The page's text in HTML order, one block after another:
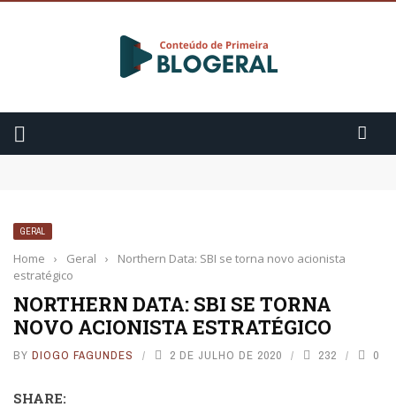
GERAL
Home › Geral ›
Northern Data: SBI se torna novo acionista
estratégico
NORTHERN DATA: SBI SE TORNA
NOVO ACIONISTA ESTRATÉGICO
BY DIOGO FAGUNDES 2 DE JULHO DE 2020 232 0
SHARE: